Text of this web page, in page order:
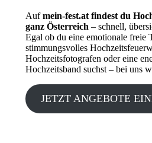
Aufmein-fest.at findest du
ganz Österreich– schnell,
Egal ob du eine emotionale freie
stimmungsvolles
Hochzeitsfotografen oder eine
Hochzeitsband suchst – bei uns
JETZT ANGEBOTE